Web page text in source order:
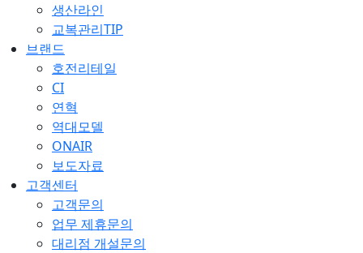
생산라인
교복관리TIP
브랜드
호전리테일
CI
연혁
역대모델
ONAIR
보도자료
고객센터
고객문의
업무 제휴문의
대리점 개설문의